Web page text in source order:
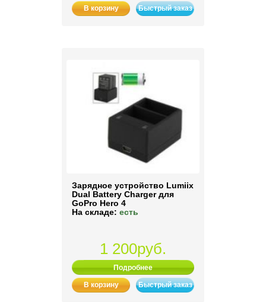
В корзину Быстрый заказ
Зарядное устройство Lumiix
Dual Battery Charger для
GoPro Hero 4
На складе: есть
1 200руб.
Подробнее
В корзину Быстрый заказ